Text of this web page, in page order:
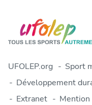
UFOLEP.org
Sport
Développement
Extranet